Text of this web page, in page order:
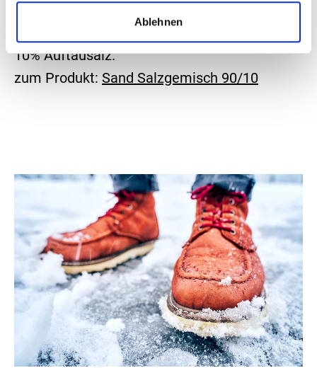
Ablehnen
Eisregen erzielt es schnelle Wirkung. Das
10% Auftausalz.
zum Produkt: Sand Salzgemisch 90/10